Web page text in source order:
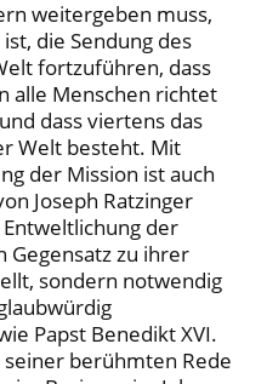
weitergeben muss,
die Sendung des
fortzuführen, dass
alle Menschen richtet
dass viertens das
Welt besteht. Mit
der Mission ist auch
Joseph Ratzinger
der
Gegensatz zu ihrer
sondern notwendig
Papst Benedikt XVI.
berühmten Rede